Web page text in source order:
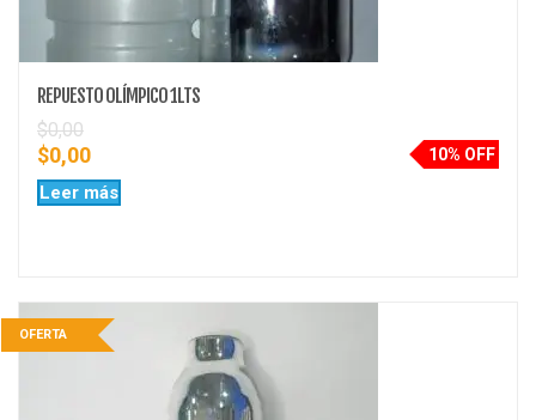
REPUESTO OLÍMPICO 1LTS
10% OFF
$0,00
$0,00
Leer más
OFERTA